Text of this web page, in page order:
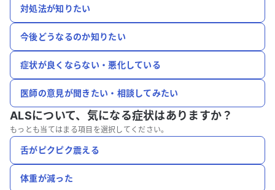
対処法が知りたい
今後どうなるのか知りたい
症状が良くならない・悪化している
医師の意見が聞きたい・相談してみたい
ALSについて、 気になる症状はありますか？
もっとも当てはまる項目を選択してください。
舌がピクピク震える
体重が減った